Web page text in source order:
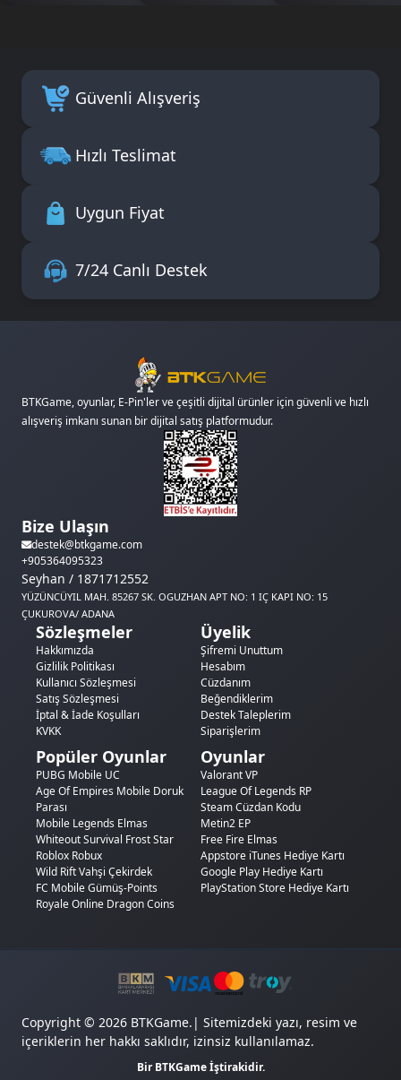
Güvenli Alışveriş
Hızlı Teslimat
Uygun Fiyat
7/24 Canlı Destek
BTKGame, oyunlar, E-Pin'ler ve çeşitli dijital ürünler için güvenli ve hızlı
alışveriş imkanı sunan bir dijital satış platformudur.
Bize Ulaşın
destek@btkgame.com
+905364095323
Seyhan / 1871712552
YÜZÜNCÜYIL MAH. 85267 SK. OGUZHAN APT NO: 1 IÇ KAPI NO: 15
ÇUKUROVA/ ADANA
Sözleşmeler
Hakkımızda
Gizlilik Politikası
Kullanıcı Sözleşmesi
Satış Sözleşmesi
İptal & İade Koşulları
KVKK
Üyelik
Şifremi Unuttum
Hesabım
Cüzdanım
Beğendiklerim
Destek Taleplerim
Siparişlerim
Popüler Oyunlar
PUBG Mobile UC
Age Of Empires Mobile Doruk
Parası
Mobile Legends Elmas
Whiteout Survival Frost Star
Roblox Robux
Wild Rift Vahşi Çekirdek
FC Mobile Gümüş-Points
Royale Online Dragon Coins
Oyunlar
Valorant VP
League Of Legends RP
Steam Cüzdan Kodu
Metin2 EP
Free Fire Elmas
Appstore iTunes Hediye Kartı
Google Play Hediye Kartı
PlayStation Store Hediye Kartı
Copyright © 2026 BTKGame.| Sitemizdeki yazı, resim ve
içeriklerin her hakkı saklıdır, izinsiz kullanılamaz.
Bir BTKGame İştirakidir.